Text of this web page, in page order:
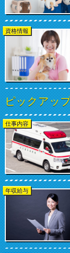
資格情報
ピックアッ
仕事内容
年収給与